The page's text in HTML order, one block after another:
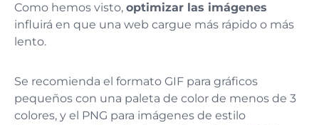
Como hemos visto, optimizar las imágenes
influirá en que una web cargue más rápido o más
lento.
Se recomienda el formato GIF para gráficos
pequeños con una paleta de color de menos de 3
colores, y el PNG para imágenes de estilo